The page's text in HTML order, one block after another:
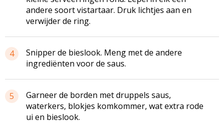
andere soortvistartaar. Druk lichtjes aan en
verwijder de ring.
4
Snipper de bieslook. Meng met de andere
ingrediënten voor de saus.
5
Garneer de borden met druppels saus,
waterkers, blokjes komkommer, wat extra rode
ui en bieslook.